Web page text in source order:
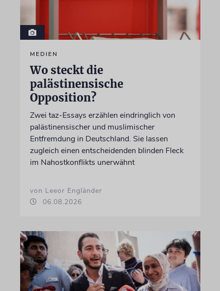
MEDIEN
Wo steckt die
palästinensische
Opposition?
Zwei taz-Essays erzählen eindringlich von
palästinensischer und muslimischer
Entfremdung in Deutschland. Sie lassen
zugleich einen entscheidenden blinden Fleck
im Nahostkonflikts unerwähnt
von Leeor Engländer
06.08.2026